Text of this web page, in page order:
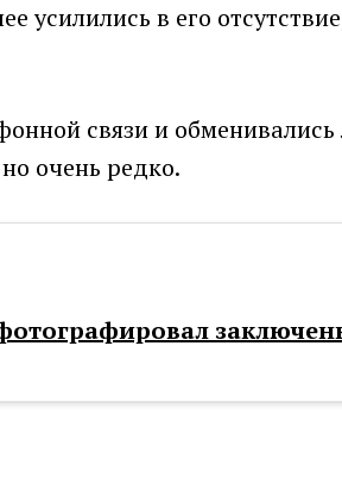
усилились в его
связи и
очень редко.